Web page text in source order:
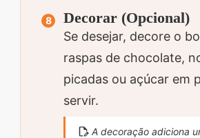
Decorar (Opcional)
Se desejar, decore o
raspas de chocolate,
picadas ou açúcar em
servir.
A decoração adiciona